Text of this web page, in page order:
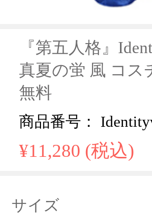
『第五人格』
真夏の蛍 風 コス
無料
商品番号：
¥11,280 (税込)
サイズ